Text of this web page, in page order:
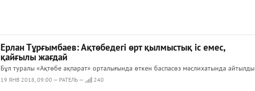
Ерлан Тұрғымбаев: Ақтөбедегі өрт қылмыстық іс емес,
қайғылы жағдай
Бұл туралы «Ақтөбе ақпарат» орталығында өткен баспасөз мәслихатында айтылды
19 ЯНВ 2018, 09:00 — РАТЕЛЬ — 240